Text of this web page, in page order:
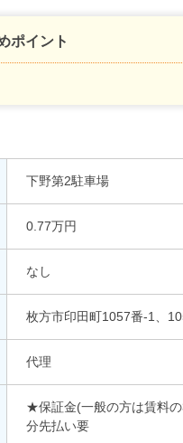
ポイント
下野第2駐車場
0.77万円
なし
枚方市印田町1057番-1、
代理
★保証金(一般の方は賃料
分先払い要